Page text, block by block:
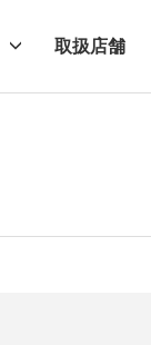
取扱店舗